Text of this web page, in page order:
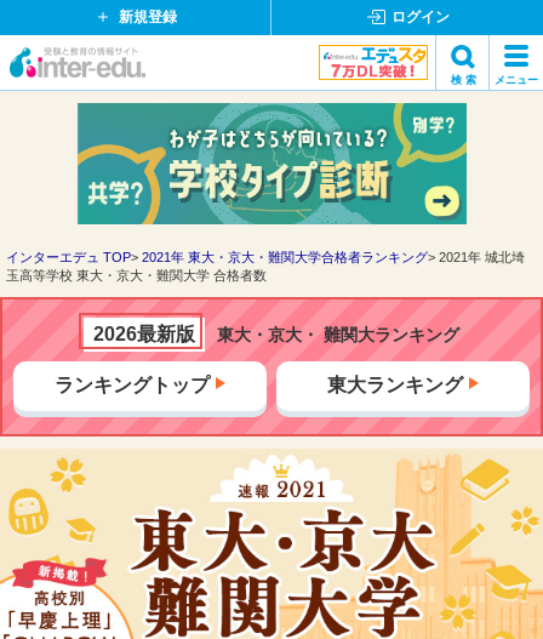
新規登録 ログイン
イ
ド
ッ
ト
検 索 メニュー
検索
インターエデュ TOP 2021年 東大・京大・難関大学合格者ランキング
2021年 城北埼
玉高等学校 東大・京大・難関大学 合格者数
2026最新版 東大・京大・ 難関大ランキング
ランキングトップ 東大ランキング